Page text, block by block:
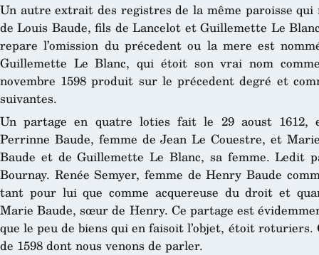
Un autre extrait des registres de la même paroisse
de Louis Baude, fils de Lancelot et Guillemette Le
repare l’omission du précedent ou la mere est
Guillemette Le Blanc, qui étoit son vrai nom
novembre 1598 produit sur le précedent degré et
suivantes.
Un partage en quatre loties fait le 29 aoust 1612,
Perrinne Baude, femme de Jean Le Couestre, et
Baude et de Guillemette Le Blanc, sa femme. Ledit
Bournay. Renée Semyer, femme de Henry Baude
tant pour lui que comme acquereuse du droit et
Marie Baude, sœur de Henry. Ce partage est
que le peu de biens qui en faisoit l’objet, étoit roturiers.
de 1598 dont nous venons de parler.